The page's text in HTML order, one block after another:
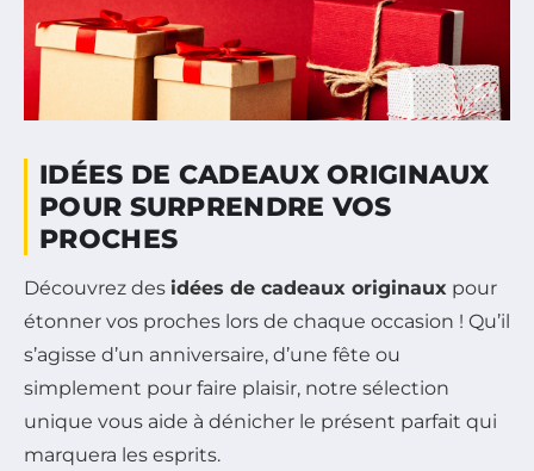
IDÉES DE CADEAUX ORIGINAUX
POUR SURPRENDRE VOS
PROCHES
Découvrez des idées de cadeaux originaux pour
étonner vos proches lors de chaque occasion ! Qu’il
s’agisse d’un anniversaire, d’une fête ou
simplement pour faire plaisir, notre sélection
unique vous aide à dénicher le présent parfait qui
marquera les esprits.